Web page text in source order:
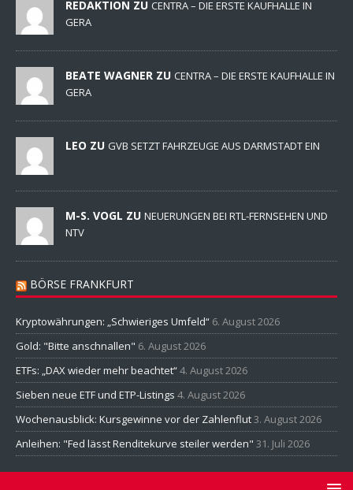
REDAKTION ZU CENTRA – DIE ERSTE KAUFHALLE IN
GERA
BEATE WAGNER ZU CENTRA – DIE ERSTE KAUFHALLE IN
GERA
LEO ZU GVB SETZT FAHRZEUGE AUS DARMSTADT EIN
M-S. VOGL ZU NEUERUNGEN BEI RTL-FERNSEHEN UND
NTV
BÖRSE FRANKFURT
Kryptowährungen: „Schwieriges Umfeld“ 6. August 2026
Gold: "Bitte anschnallen" 6. August 2026
ETFs: „DAX wieder mehr beachtet“4. August 2026
Sieben neue ETF und ETP-Listings 4. August 2026
Wochenausblick: Kursgewinne vor der Zahlenflut3. August 2026
Anleihen: "Fed lässt Renditekurve steiler werden" 31. Juli 2026